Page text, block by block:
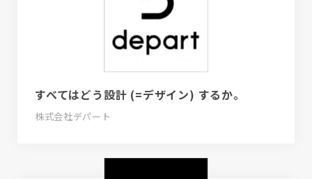
すべてはどう設計 (=デザイン) するか。
株式会社デパート